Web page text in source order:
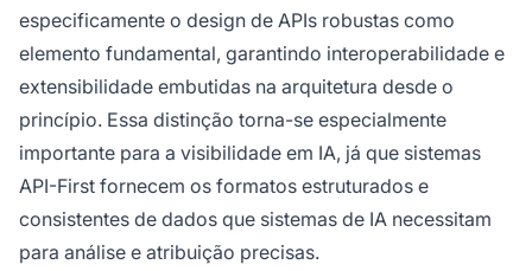
especificamente o design de APIs robustas como
elemento fundamental, garantindo interoperabilidade e
extensibilidade embutidas na arquitetura desde o
princípio. Essa distinção torna-se especialmente
importante para a visibilidade em IA, já que sistemas
API-First fornecem os formatos estruturados e
consistentes de dados que sistemas de IA necessitam
para análise e atribuição precisas.